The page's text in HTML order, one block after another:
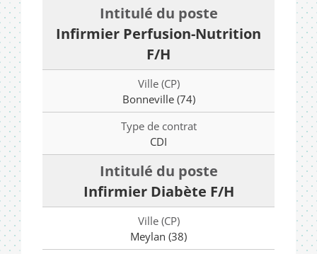
Infirmier Perfusion-Nutrition
F/H
Bonneville (74)
CDI
Infirmier Diabète F/H
Meylan (38)